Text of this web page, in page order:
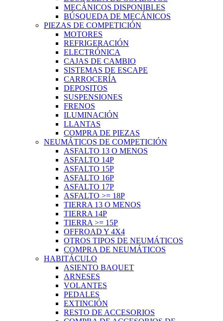
MECÁNICOS DISPONIBLES
BÚSQUEDA DE MECÁNICOS
PIEZAS DE COMPETICIÓN
MOTORES
REFRIGERACIÓN
ELECTRÓNICA
CAJAS DE CAMBIO
SISTEMAS DE ESCAPE
CARROCERÍA
DEPOSITOS
SUSPENSIONES
FRENOS
ILUMINACIÓN
LLANTAS
COMPRA DE PIEZAS
NEUMÁTICOS DE COMPETICIÓN
ASFALTO 13 O MENOS
ASFALTO 14P
ASFALTO 15P
ASFALTO 16P
ASFALTO 17P
ASFALTO >= 18P
TIERRA 13 O MENOS
TIERRA 14P
TIERRA >= 15P
OFFROAD Y 4X4
OTROS TIPOS DE NEUMÁTICOS
COMPRA DE NEUMÁTICOS
HABITÁCULO
ASIENTO BAQUET
ARNESES
VOLANTES
PEDALES
EXTINCIÓN
RESTO DE ACCESORIOS